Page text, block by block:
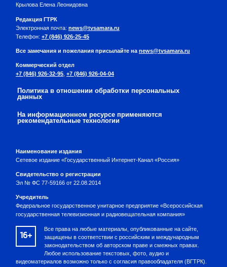
Крылова Елена Леонидовна
Редакция ГТРК
Электронная почта: news@tvsamara.ru
Телефон: +7 (846) 926-25-45
Все замечания и пожелания присылайте на news@tvsamara.ru
Коммерческий отдел
+7 (846) 926-32-95 +7 (846) 926-04-04
Политика в отношении обработки персональных
данных
На информационном ресурсе применяются
рекомендательные технологии
Наименование издания
Сетевое издание «Государственный Интернет-Канал «Россия»
Свидетельство о регистрации
Эл № ФС 77-59166 от 22.08.2014
Учредитель
Федеральное государственное унитарное предприятие «Всероссийская
государственная телевизионная и радиовещательная компания»
16+
Все права на любые материалы, опубликованные на сайте,
защищены в соответствии с российским и международным
законодательством об авторском праве и смежных правах.
Любое использование текстовых, фото, аудио и
видеоматериалов возможно только с согласия правообладателя (ВГТРК).